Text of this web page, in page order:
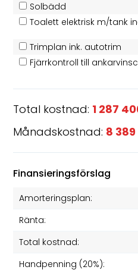
Solbädd
Toalett elektrisk m/tank
Trimplan ink. autotrim
Fjärrkontroll till
Total kostnad: 1 287
Månadskostnad: 8
Finansieringsförslag
Amorteringsplan:
Ränta:
Total kostnad:
Handpenning (20%):